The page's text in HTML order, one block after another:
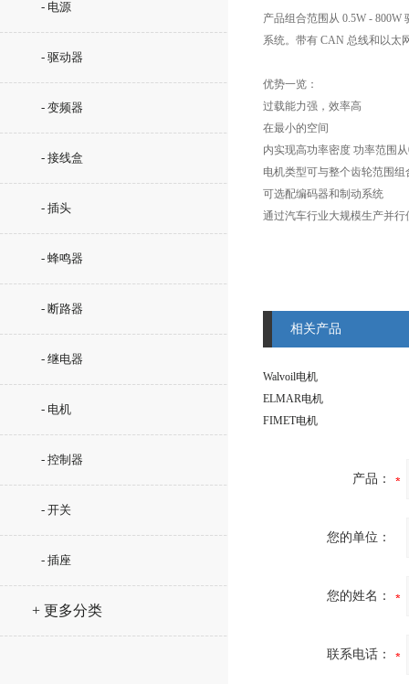
- 电源
- 驱动器
- 变频器
- 接线盒
- 插头
- 蜂鸣器
- 断路器
- 继电器
- 电机
- 控制器
- 开关
- 插座
+ 更多分类
产品组合范围从 0.5W -
系统。带有 CAN 总线和以太
优势一览：
过载能力强，效率高
在最小的空间
内实现高功率密度 功率范围从
电机类型可与整个齿轮范围组
可选配编码器和制动系统
通过汽车行业大规模生产并行
相关产品
Walvoil电机
ELMAR电机
FIMET电机
产品：
您的单位：
您的姓名：
联系电话：